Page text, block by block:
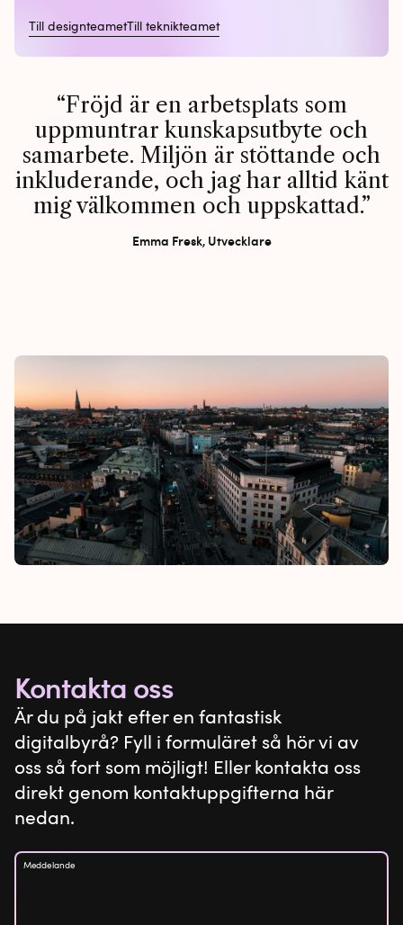
Till designteametTill teknikteamet
Fröjd är en arbetsplats som
uppmuntrar kunskapsutbyte och
samarbete. Miljön är stöttande och
inkluderande, och jag har alltid känt
mig välkommen och uppskattad.
Emma Fresk, Utvecklare
Kontakta oss
Är du på jakt efter en fantastisk
digitalbyrå? Fyll i formuläret så hör vi av
oss så fort som möjligt! Eller kontakta oss
direkt genom kontaktuppgifterna här
nedan.
Meddelande